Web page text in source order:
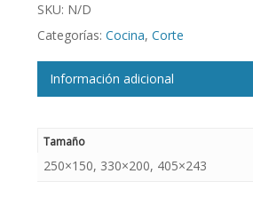
SKU: N/D
Categorías: Cocina, Corte
Información adicional
Tamaño
250×150, 330×200, 405×243